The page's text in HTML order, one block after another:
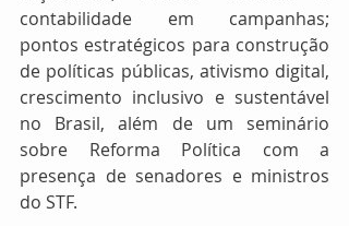
contabilidade em campanhas;
pontos estratégicos para construção
de políticas públicas, ativismo digital,
crescimento inclusivo e sustentável
no Brasil, além de um seminário
sobre Reforma Política com a
presença de senadores e ministros
do STF.